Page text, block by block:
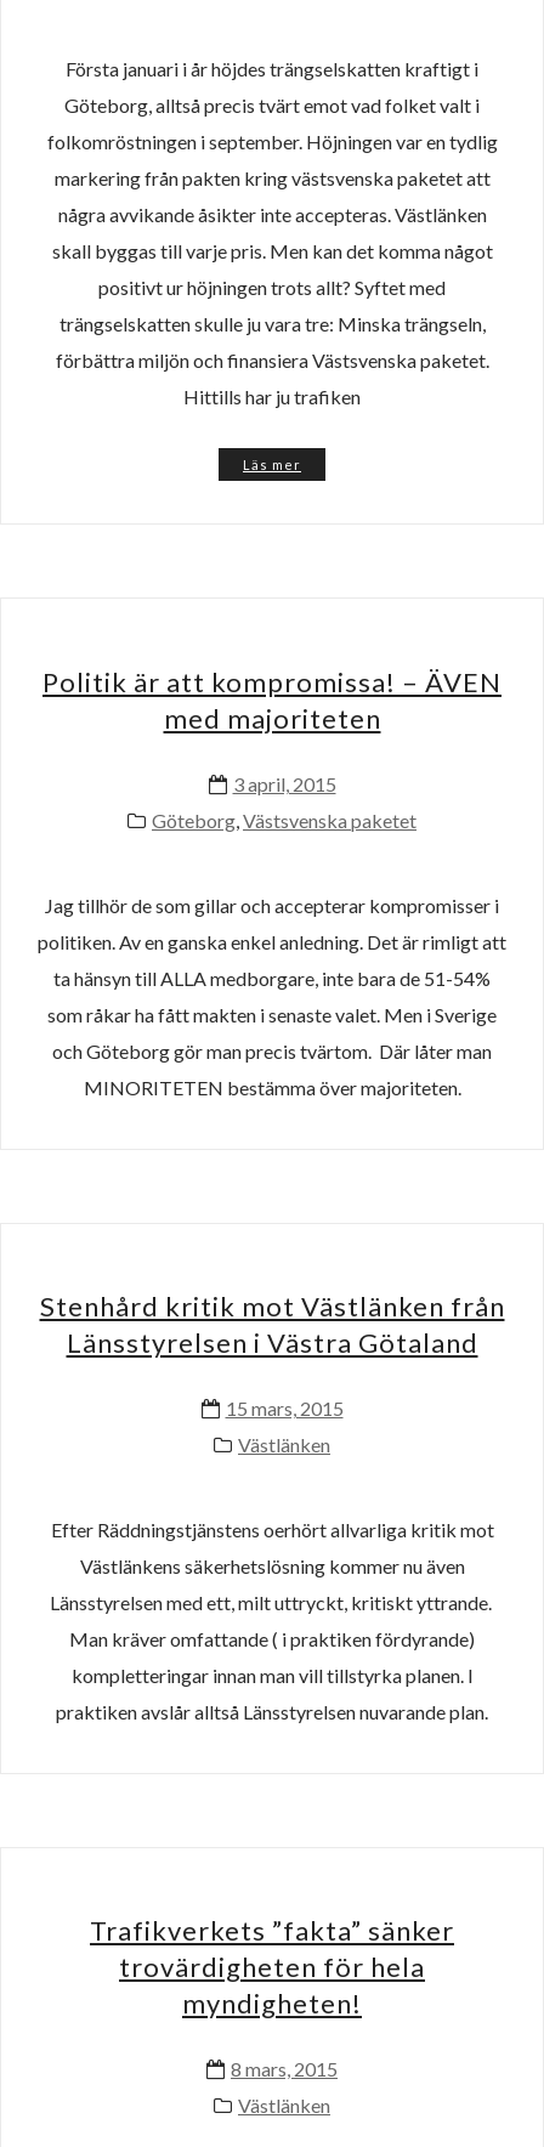
Första januari i år höjdes trängselskatten kraftigt i
Göteborg, alltså precis tvärt emot vad folket valt i
folkomröstningen i september. Höjningen var en tydlig
markering från pakten kring västsvenska paketet att
några avvikande åsikter inte accepteras. Västlänken
skall byggas till varje pris. Men kan det komma något
positivt ur höjningen trots allt? Syftet med
trängselskatten skulle ju vara tre: Minska trängseln,
förbättra miljön och finansiera Västsvenska paketet.
Hittills har ju trafiken
Läs mer
Politik är att kompromissa! – ÄVEN
med majoriteten
3 april, 2015
Göteborg Västsvenska paketet
Jag tillhör de som gillar och accepterar kompromisser i
politiken. Av en ganska enkel anledning. Det är rimligt att
ta hänsyn till ALLA medborgare, inte bara de 51-54%
som råkar ha fått makten i senaste valet. Men i Sverige
och Göteborg gör man precis tvärtom. Där låter man
MINORITETEN bestämma över majoriteten.
Stenhård kritik mot Västlänken från
Länsstyrelsen i Västra Götaland
15 mars, 2015
Västlänken
Efter Räddningstjänstens oerhört allvarliga kritik mot
Västlänkens säkerhetslösning kommer nu även
Länsstyrelsen med ett, milt uttryckt, kritiskt yttrande.
Man kräver omfattande ( i praktiken fördyrande)
kompletteringar innan man vill tillstyrka planen. I
praktiken avslår alltså Länsstyrelsen nuvarande plan.
Trafikverkets ”fakta” sänker
trovärdigheten för hela
myndigheten!
8 mars, 2015
Västlänken